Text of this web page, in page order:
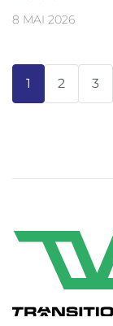
8 MAI 2026
1 2 3